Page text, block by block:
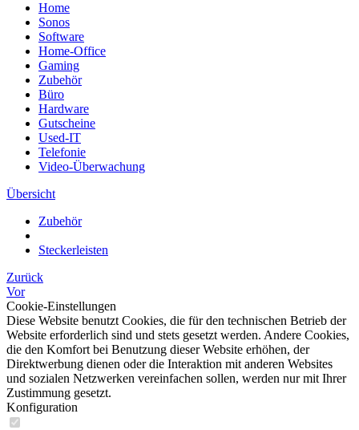
Home
Sonos
Software
Home-Office
Gaming
Zubehör
Büro
Hardware
Gutscheine
Used-IT
Telefonie
Video-Überwachung
Übersicht
Zubehör
Steckerleisten
Zurück
Vor
Cookie-Einstellungen
Diese Website benutzt Cookies, die für den technischen Betrieb der
Website erforderlich sind und stets gesetzt werden. Andere Cookies,
die den Komfort bei Benutzung dieser Website erhöhen, der
Direktwerbung dienen oder die Interaktion mit anderen Websites
und sozialen Netzwerken vereinfachen sollen, werden nur mit Ihrer
Zustimmung gesetzt.
Konfiguration